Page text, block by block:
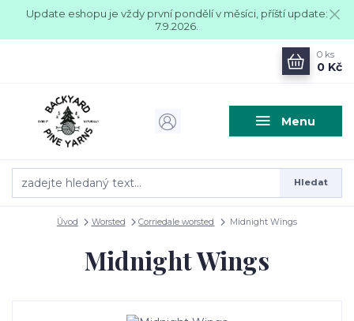
Update eshopu je vždy první pondělí v měsíci, příští update:
7.9.2026.
Menu
Hledat
0 ks
0 Kč
Úvod Worsted Corriedale worsted Midnight Wings
Midnight Wings